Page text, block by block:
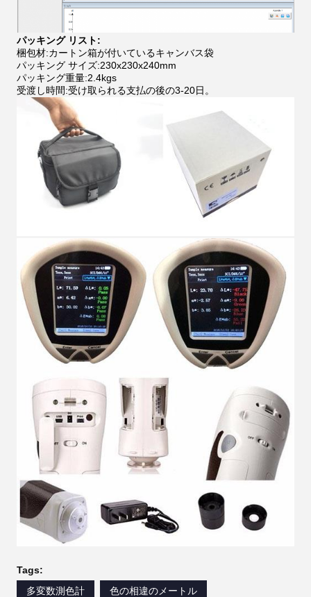
パッキング リスト:
梱包材:カートン箱が付いているキャンバス袋
パッキング サイズ:230x230x240mm
パッキング重量:2.4kgs
受渡し時間:受け取られる支払の後の3-20日。
Tags:
多変数測色計
色の相違のメートル